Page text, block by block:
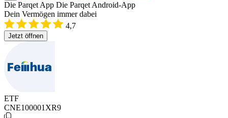
Die Parqet App Die Parqet Android-App
Dein Vermögen immer dabei
4,7
Jetzt öffnen
ETF
CNE100001XR9